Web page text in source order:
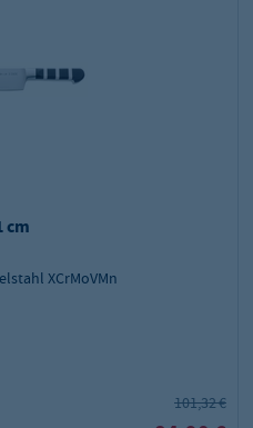
cm
XCrMoVMn
101,32 €